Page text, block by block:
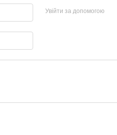
Увійти за допомогою